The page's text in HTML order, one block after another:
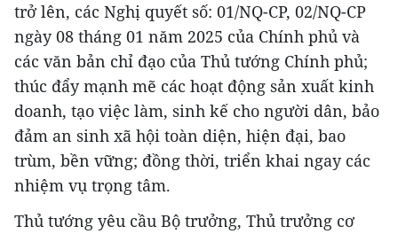
trở lên, các Nghị quyết số: 01/NQ-CP, 02/NQ-CP
ngày 08 tháng 01 năm 2025 của Chính phủ và
các văn bản chỉ đạo của Thủ tướng Chính phủ;
thúc đẩy mạnh mẽ các hoạt động sản xuất kinh
doanh, tạo việc làm, sinh kế cho người dân, bảo
đảm an sinh xã hội toàn diện, hiện đại, bao
trùm, bền vững; đồng thời, triển khai ngay các
nhiệm vụ trọng tâm.
Thủ tướng yêu cầu Bộ trưởng, Thủ trưởng cơ